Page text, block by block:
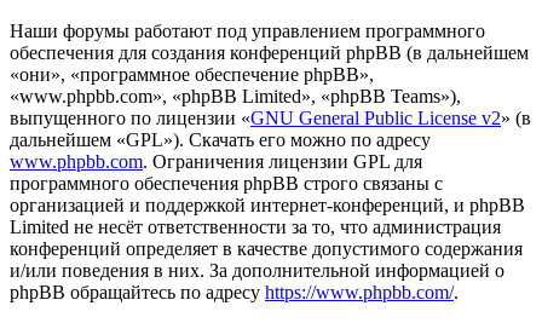
Наши форумы работают под управлением программного
обеспечения для создания конференций phpBB (в дальнейшем
«они», «программное обеспечение phpBB»,
«www.phpbb.com», «phpBB Limited», «phpBB Teams»),
выпущенного по лицензии «GNU General Public License v2» (в
дальнейшем «GPL»). Скачать его можно по адресу
www.phpbb.com. Ограничения лицензии GPL для
программного обеспечения phpBB строго связаны с
организацией и поддержкой интернет-конференций, и phpBB
Limited не несёт ответственности за то, что администрация
конференций определяет в качестве допустимого содержания
и/или поведения в них. За дополнительной информацией о
phpBB обращайтесь по адресу https://www.phpbb.com/.